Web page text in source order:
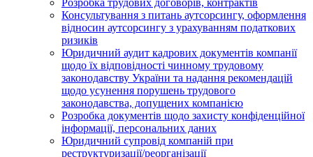
Розробка трудових договорів, контрактів
Консультування з питань аутсорсингу, оформлення
відносин аутсорсингу з урахуванням податкових
ризиків
Юридичний аудит кадрових документів компанії
щодо їх відповідності чинному трудовому
законодавству України та надання рекомендацій
щодо усунення порушень трудового
законодавства, допущених компанією
Розробка документів щодо захисту конфіденційної
інформації, персональних даних
Юридичний супровід компаній при
реструктуризації/реорганізації